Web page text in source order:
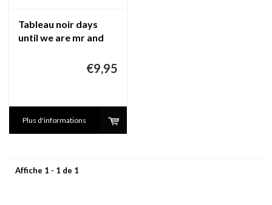
Tableau noir days
until we are mr and
€9,95
Plus d'informations
Affiche 1 - 1 de 1